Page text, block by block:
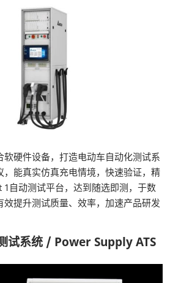
软硬件设备，打造电动车自动化测试系
能真实仿真充电情境，快速验证，精
自动测试平台，达到随选即测，于数
提升测试质量、效率，加速产品研发
试系统 / Power Supply ATS